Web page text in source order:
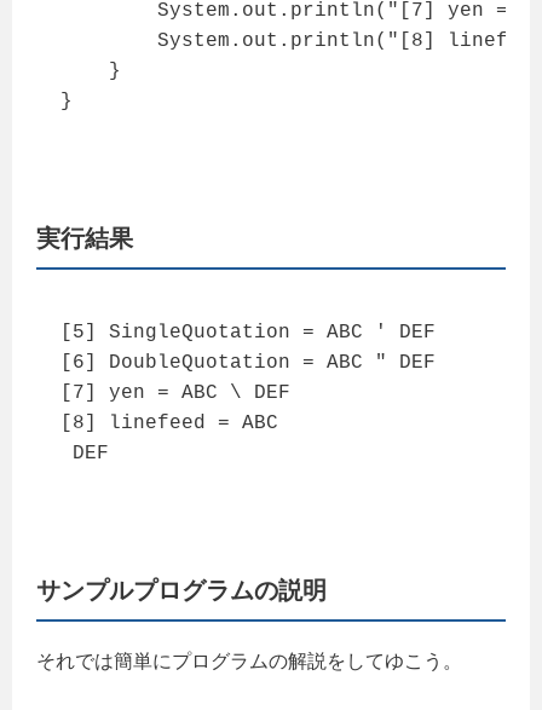
System.out.println("[7] yen = "
System.out.println("[8] linefeed
}
}
実行結果
[5] SingleQuotation = ABC ' DEF
[6] DoubleQuotation = ABC " DEF
[7] yen = ABC \ DEF
[8] linefeed = ABC
DEF
サンプルプログラムの説明
それでは簡単にプログラムの解説をしてゆこう。